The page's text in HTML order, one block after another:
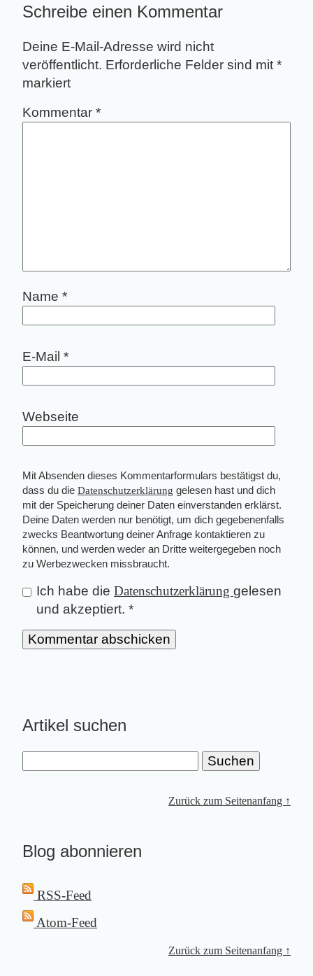
Schreibe einen Kommentar
Deine E-Mail-Adresse wird nicht
veröffentlicht. Erforderliche Felder sind mit *
markiert
Kommentar *
Name *
E-Mail *
Webseite
Mit Absenden dieses Kommentarformulars bestätigst du,
dass du die Datenschutzerklärung gelesen hast und dich
mit der Speicherung deiner Daten einverstanden erklärst.
Deine Daten werden nur benötigt, um dich gegebenenfalls
zwecks Beantwortung deiner Anfrage kontaktieren zu
können, und werden weder an Dritte weitergegeben noch
zu Werbezwecken missbraucht.
Ich habe die Datenschutzerklärung gelesen
und akzeptiert. *
Artikel suchen
Zurück zum Seitenanfang ↑
Blog abonnieren
RSS-Feed
Atom-Feed
Zurück zum Seitenanfang ↑